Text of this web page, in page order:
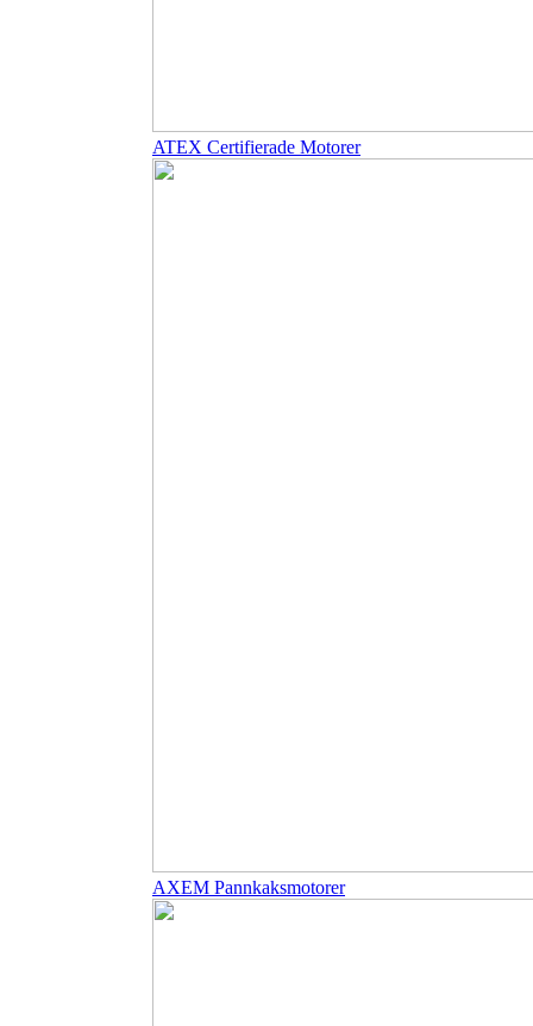
ATEX Certifierade Motorer
AXEM Pannkaksmotorer